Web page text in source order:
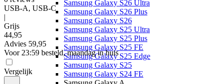
Samsung Galaxy S26 Ultra
Samsung Galaxy S26 Plus
Samsung Galaxy S26
Samsung Galaxy S25 Ultra
Samsung Galaxy S25 Plus
Samsung Galaxy S25 FE
Samsung Galaxy S25 Edge
Samsung Galaxy S25
Samsung Galaxy S24 FE
USB-A, USB-C
|
Grijs
44,95
Advies 59,95
Voor 23:59 besteld, maandag in huis
Vergelijk